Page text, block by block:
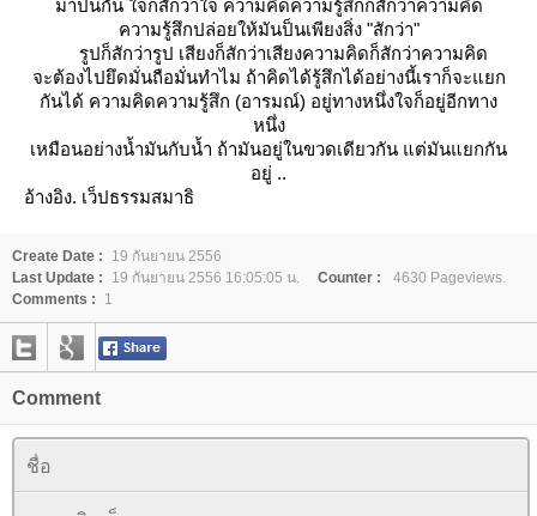
มาปนกัน ใจก็สักว่าใจ ความคิดความรู้สึกก็สักว่าความคิด
ความรู้สึกปล่อยให้มันป็นเพียงสิ่ง "สักว่า"
รูปก็สักว่ารูป เสียงก็สักว่าเสียงความคิดก็สักว่าความคิด
จะต้องไปยึดมั่นถือมั่นทำไม ถ้าคิดได้รู้สึกได้อย่างนี้เราก็จะแยก
กันได้ ความคิดความรู้สึก (อารมณ์) อยู่ทางหนึ่งใจก็อยู่อีกทาง
หนึ่ง
เหมือนอย่างน้ำมันกับน้ำ ถ้ามันอยู่ในขวดเดียวกัน แต่มันแยกกัน
อยู่ ..
อ้างอิง. เว็ปธรรมสมาธิ
Create Date :
19 กันยายน 2556
Last Update :
19 กันยายน 2556 16:05:05 น. Counter :
4630 Pageviews.
Comments :
1
Comment